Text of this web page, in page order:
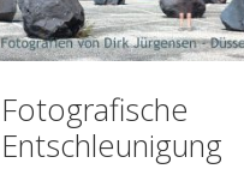
Fotografische
Entschleunigung